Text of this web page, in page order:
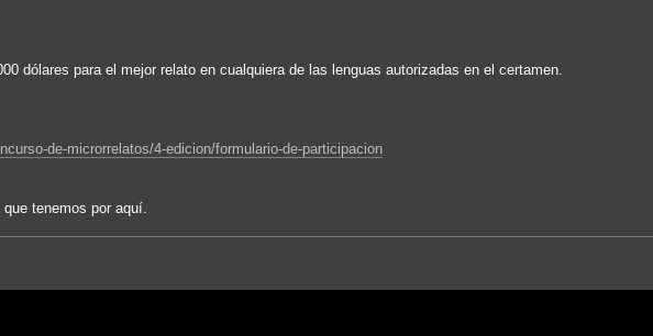
dólares para el mejor relato en cualquiera de las lenguas autorizadas en el certamen.
de-microrrelatos/4-edicion/formulario-de-participacion
tenemos por aquí.